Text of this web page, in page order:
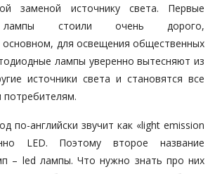
заменой источнику света. Первые
лампы стоили очень дорого,
основном, для освещения общественных
лампы уверенно вытесняют из
источники света и становятся все
по-английски звучит как «light emission
LED. Поэтому второе название
– led лампы. Что нужно знать про них